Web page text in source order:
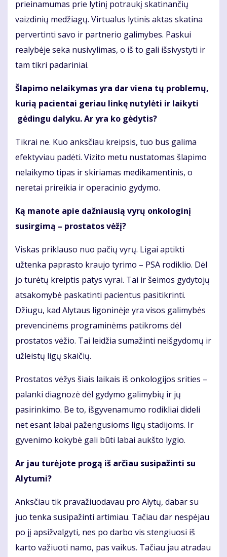
prieinamumas prie lytinį potraukį skatinančių
vaizdinių medžiagų. Virtualus lytinis aktas skatina
pervertinti savo ir partnerio galimybes. Paskui
realybėje seka nusivylimas, o iš to gali išsivystyti ir
tam tikri padariniai.
Šlapimo nelaikymas yra dar viena tų problemų,
kurią pacientai geriau linkę nutylėti ir laikyti
gėdingu dalyku. Ar yra ko gėdytis?
Tikrai ne. Kuo anksčiau kreipsis, tuo bus galima
efektyviau padėti. Vizito metu nustatomas šlapimo
nelaikymo tipas ir skiriamas medikamentinis, o
neretai prireikia ir operacinio gydymo.
Ką manote apie dažniausią vyrų onkologinį
susirgimą – prostatos vėžį?
Viskas priklauso nuo pačių vyrų. Ligai aptikti
užtenka paprasto kraujo tyrimo – PSA rodiklio. Dėl
jo turėtų kreiptis patys vyrai. Tai ir šeimos gydytojų
atsakomybė paskatinti pacientus pasitikrinti.
Džiugu, kad Alytaus ligoninėje yra visos galimybės
prevencinėms programinėms patikroms dėl
prostatos vėžio. Tai leidžia sumažinti neišgydomų ir
užleistų ligų skaičių.
Prostatos vėžys šiais laikais iš onkologijos srities –
palanki diagnozė dėl gydymo galimybių ir jų
pasirinkimo. Be to, išgyvenamumo rodikliai dideli
net esant labai pažengusioms ligų stadijoms. Ir
gyvenimo kokybė gali būti labai aukšto lygio.
Ar jau turėjote progą iš arčiau susipažinti su
Alytumi?
Anksčiau tik pravažiuodavau pro Alytų, dabar su
juo tenka susipažinti artimiau. Tačiau dar nespėjau
po jį apsižvalgyti, nes po darbo vis stengiuosi iš
karto važiuoti namo, pas vaikus. Tačiau jau atradau